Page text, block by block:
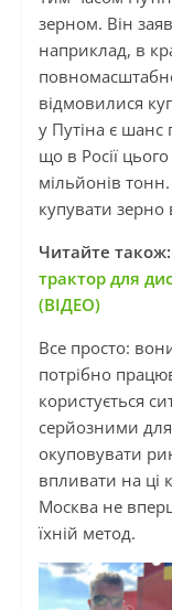
зерном. Він
наприклад, в
відмовилися
у Путіна є
що в Росії
мільйонів
купувати зерно
Читайте також:
трактор для
(ВІДЕО)
Все просто:
потрібно
користується
серйозними
окуповувати
впливати на ці
Москва не
їхній метод.